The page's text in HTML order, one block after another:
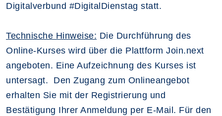
Digitalverbund #DigitalDienstag statt.
Technische Hinweise: Die Durchführung des
Online-Kurses wird über die Plattform Join.next
angeboten. Eine Aufzeichnung des Kurses ist
untersagt. Den Zugang zum Onlineangebot
erhalten Sie mit der Registrierung und
Bestätigung Ihrer Anmeldung per E-Mail. Für den